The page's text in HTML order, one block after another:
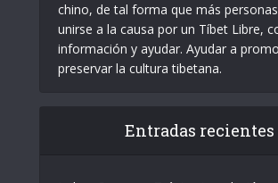
chino, de tal forma que más
unirse a la causa por un Tíbet Libre,
información y ayudar. Ayudar a
preservar la cultura tibetana.
Entradas recientes